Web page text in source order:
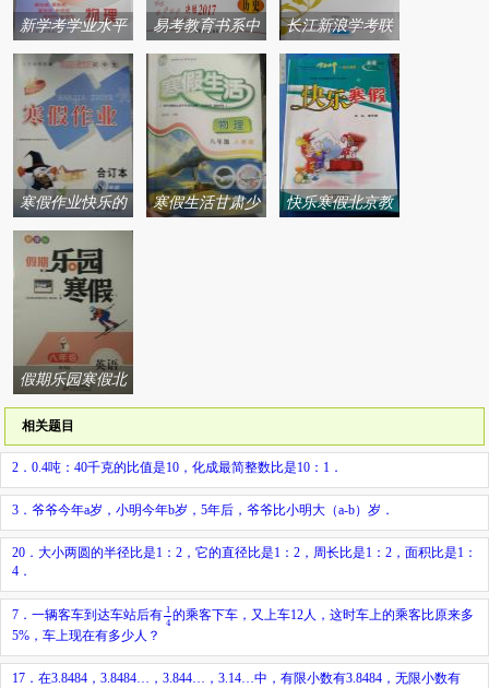
新学考学业水平
考试应试指南系
列答案
易考教育书系中
考导航中考试卷
汇编系列答案
长江新浪学考联
通给力100学期总
复习寒假长江出
版社系列答案
寒假作业快乐的
假日系列答案
寒假生活甘肃少
快乐寒假北京教
假期乐园寒假北
京教育出版社系
列答案
相关题目
2．0.4吨：40千克的比值是10，化成最简整数比是10：1．
3．爷爷今年a岁，小明今年b岁，5年后，爷爷比小明大（a-b）岁．
20．大小两圆的半径比是1：2，它的直径比是1：2，周长比是1：2，面积比是1：
4．
7．一辆客车到达车站后有 1
4
1
的乘客下车，又上车12人，这时车上的乘客比原来多
5%，车上现在有多少人？
17．在3.8484，3.8484…，3.844…，3.14…中，有限小数有3.8484，无限小数有